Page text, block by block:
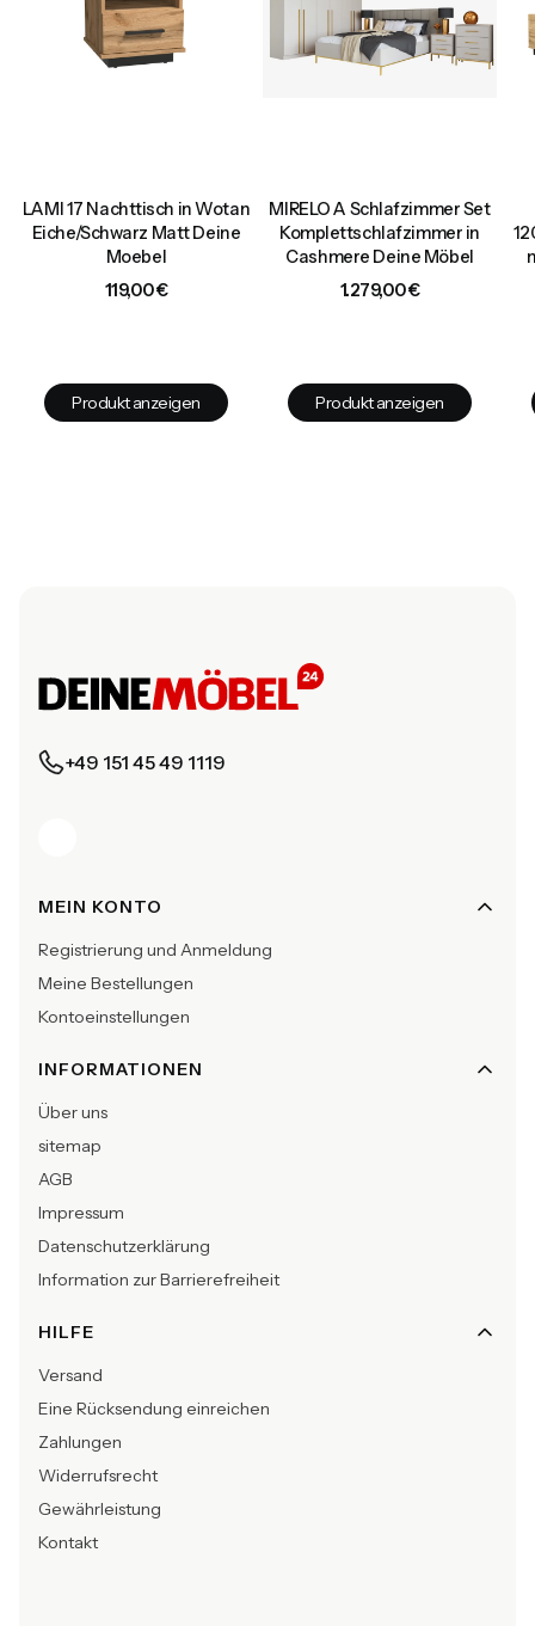
LAMI 17 Nachttisch in Wotan
Eiche/Schwarz Matt Deine
Moebel
Preis
119,00 €
Produkt anzeigen
MIRELO A Schlafzimmer Set
Komplettschlafzimmer in
Cashmere Deine Möbel
Preis
1.279,00 €
Produkt anzeigen
+49 151 45 49 1119
Fußzeilenmenü
MEIN KONTO
Registrierung und Anmeldung
Meine Bestellungen
Kontoeinstellungen
INFORMATIONEN
Über uns
sitemap
AGB
Impressum
Datenschutzerklärung
Information zur Barrierefreiheit
HILFE
Versand
Eine Rücksendung einreichen
Zahlungen
Widerrufsrecht
Gewährleistung
Kontakt